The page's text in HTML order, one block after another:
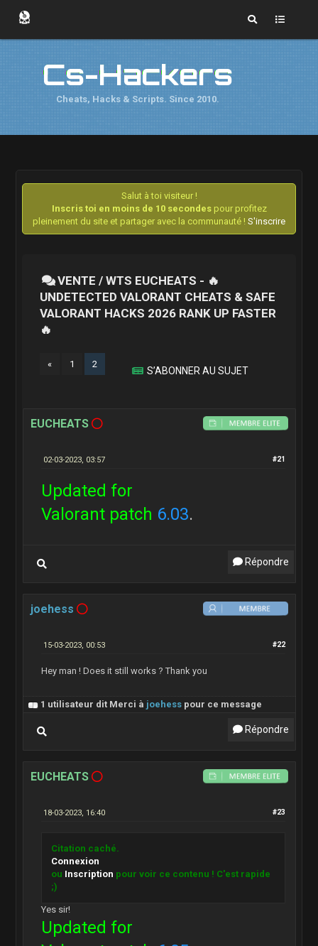
Cs-Hackers
Cheats, Hacks & Scripts. Since 2010.
Salut à toi visiteur !
Inscris toi en moins de 10 secondespour profitez
pleinement du site et partager avec la communauté ! S'inscrire
VENTE / WTS EUCHEATS - 🔥
UNDETECTED VALORANT CHEATS & SAFE
VALORANT HACKS 2026 RANK UP FASTER
🔥
« 1 2
S’ABONNER AU SUJET
EUCHEATS
#21
02-03-2023, 03:57
Updated for
Valorant patch 6.03.
Répondre
joehess
#22
15-03-2023, 00:53
Hey man ! Does it still works ? Thank you
1 utilisateur dit Merci à joehesspour ce message
Répondre
EUCHEATS
#23
18-03-2023, 16:40
Citation caché.
Connexion
ou Inscription pour voir ce contenu ! C'est rapide
;)
Yes sir!
Updated for